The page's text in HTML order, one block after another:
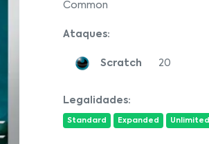
Common
Ataques:
Scratch 20
Legalidades:
Standard Expanded Unlimited